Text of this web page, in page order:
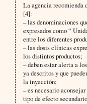
La agencia recomienda
[4]:
– las denominaciones
expresados como “
entre los diferentes
– las dosis clínicas
los distintos productos;
– deben estar alerta a
ya descritos y que
la inyección;
– es necesario
tipo de efecto